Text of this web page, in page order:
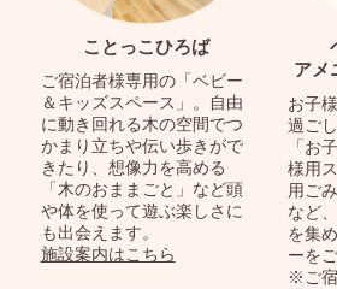
ことっこひろば
ご宿泊者様専用の「ベビー
＆キッズスペース」。自由
に動き回れる木の空間でつ
かまり立ちや伝い歩きがで
きたり、想像力を高める
「木のおままごと」など頭
や体を使って遊ぶ楽しさに
も出会えます。
施設案内はこちら
アメ
お子
過ご
「お
様用
用ご
など
を集
ーを
※ご